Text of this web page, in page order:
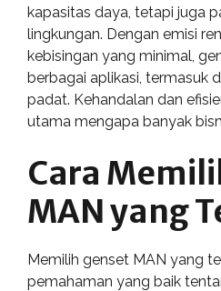
kapasitas daya, tetapi juga
lingkungan. Dengan emisi
kebisingan yang minimal,
berbagai aplikasi, termasuk
padat. Kehandalan dan
utama mengapa banyak
Cara
MAN yang
Memilih genset MAN yang
pemahaman yang baik